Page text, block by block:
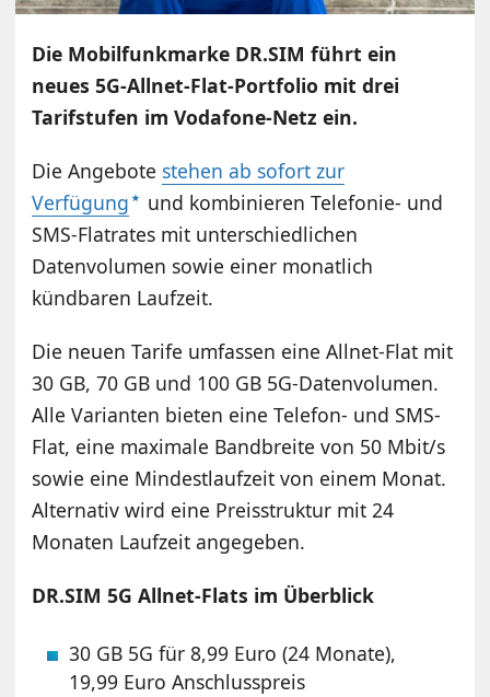
Die Mobilfunkmarke DR.SIM führt ein
neues 5G-Allnet-Flat-Portfolio mit drei
Tarifstufen im Vodafone-Netz ein.
Die Angebote stehen ab sofort zur
Verfügung
und kombinieren Telefonie- und
SMS-Flatrates mit unterschiedlichen
Datenvolumen sowie einer monatlich
kündbaren Laufzeit.
Die neuen Tarife umfassen eine Allnet-Flat mit
30 GB, 70 GB und 100 GB 5G-Datenvolumen.
Alle Varianten bieten eine Telefon- und SMS-
Flat, eine maximale Bandbreite von 50 Mbit/s
sowie eine Mindestlaufzeit von einem Monat.
Alternativ wird eine Preisstruktur mit 24
Monaten Laufzeit angegeben.
DR.SIM 5G Allnet-Flats im Überblick
30 GB 5G für 8,99 Euro (24 Monate),
19,99 Euro Anschlusspreis